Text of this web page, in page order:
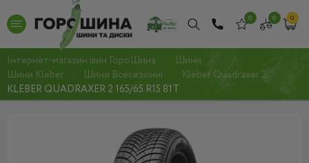
0 0 0
Інтернет-магазин шин ГороШина
Шини
Шини Kleber
Шини Всесезонні
Kleber Quadraxer 2
KLEBER QUADRAXER 2 165/65 R15 81T